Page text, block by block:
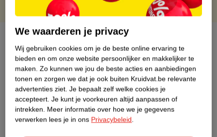
Over dit product
Productinformatie
Etiketinformatie
Nature Impact Score
We waarderen je privacy
Wij gebruiken cookies om je de beste online ervaring te
bieden en om onze website persoonlijker en makkelijker te
maken. Zo kunnen we jou de beste acties en aanbiedingen
tonen en zorgen we dat je ook buiten Kruidvat.be relevante
advertenties ziet. Je bepaalt zelf welke cookies je
accepteert. Je kunt je voorkeuren altijd aanpassen of
intrekken. Meer informatie over hoe we je gegevens
verwerken lees je in ons Privacybeleid.